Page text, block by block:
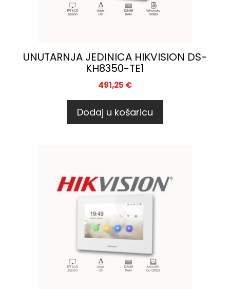
UNUTARNJA JEDINICA HIKVISION DS-
KH8350-TE1
491,25 €
Dodaj u košaricu